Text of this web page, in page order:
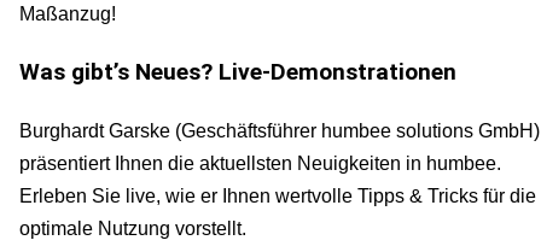
Maßanzug!
Was gibt’s Neues? Live-Demonstrationen
Burghardt Garske (Geschäftsführer humbee solutions GmbH)
präsentiert Ihnen die aktuellsten Neuigkeiten in humbee.
Erleben Sie live, wie er Ihnen wertvolle Tipps & Tricks für die
optimale Nutzung vorstellt.